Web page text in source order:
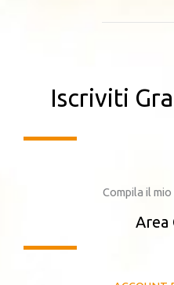
Iscriviti
Compila il mio
Area